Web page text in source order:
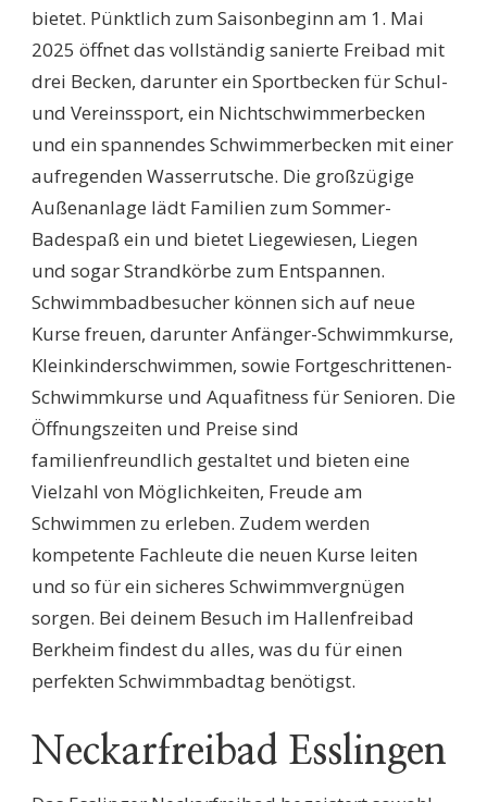
bietet. Pünktlich zum Saisonbeginn am 1. Mai
2025 öffnet das vollständig sanierte Freibad mit
drei Becken, darunter ein Sportbecken für Schul-
und Vereinssport, ein Nichtschwimmerbecken
und ein spannendes Schwimmerbecken mit einer
aufregenden Wasserrutsche. Die großzügige
Außenanlage lädt Familien zum Sommer-
Badespaß ein und bietet Liegewiesen, Liegen
und sogar Strandkörbe zum Entspannen.
Schwimmbadbesucher können sich auf neue
Kurse freuen, darunter Anfänger-Schwimmkurse,
Kleinkinderschwimmen, sowie Fortgeschrittenen-
Schwimmkurse und Aquafitness für Senioren. Die
Öffnungszeiten und Preise sind
familienfreundlich gestaltet und bieten eine
Vielzahl von Möglichkeiten, Freude am
Schwimmen zu erleben. Zudem werden
kompetente Fachleute die neuen Kurse leiten
und so für ein sicheres Schwimmvergnügen
sorgen. Bei deinem Besuch im Hallenfreibad
Berkheim findest du alles, was du für einen
perfekten Schwimmbadtag benötigst.
Neckarfreibad Esslingen